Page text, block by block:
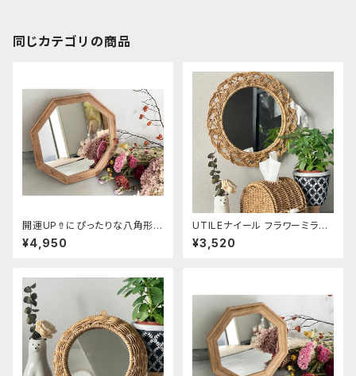
同じカテゴリの商品
開運UP⇮にぴったりな八角形ミ
ラー Lサイズ
¥4,950
UTILEナイール フラワーミラー
Lサイズ
¥3,520